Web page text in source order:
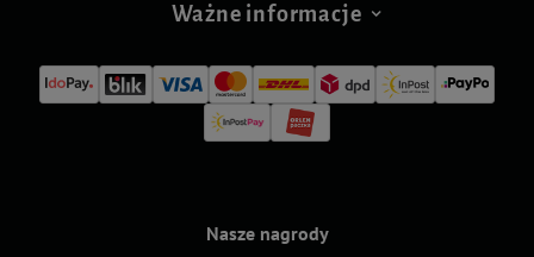
Ważne informacje
Nasze nagrody